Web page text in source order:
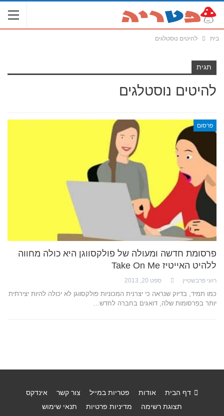
בית להיטים נוסטלגים
תגית
להיטים נוסטלגים
פרסום
פרסומת חדשה ומעולה של פולקסווגן היא כולה מחווה
ללהיט האייטיז Take On Me
רועי פרבשטיין ספט 20, 2013
כמו תמיד, בדיוק שנראה כי יצרנית המכוניות פולקסווגן לא יכולה להיות יצירתית
יותר בפרסומות שלה, דואגים בחברה לחדש…
דף הבית אודות פטריות במייל צור קשר
אינדקס
תצוגת רשימה
מדיניות פרטיות
תנאי שימוש